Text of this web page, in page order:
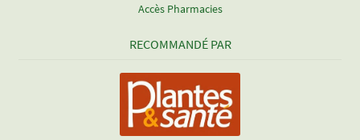
Accès Pharmacies
RECOMMANDÉ PAR